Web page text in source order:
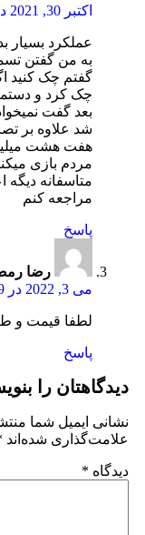
اکتبر 30, 2021 در 10:08 ق.ظ
عملکرد بسیار
به من گفتن
گفتم چک کنید
چک کرد و
بعد گفت
شد علاوه بر
هفت هشت
مردم بازی
متاسفانه دیگه
مراجعه کنم
پاسخ
رضا
می 3, 2022 در 12:29 ق.ظ
لطفا قیمت و
پاسخ
دیدگاهتان را
نشانی ایمیل شما
علامت‌گذاری شده‌اند
دیدگاه *